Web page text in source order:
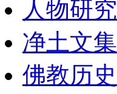
人物研究
净土文集
佛教历史